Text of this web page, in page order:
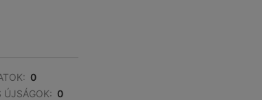
0
ÚJSÁGOK: 0